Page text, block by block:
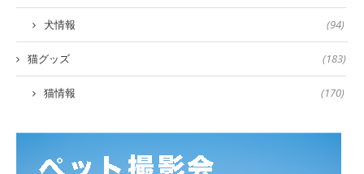
犬情報 (94)
猫グッズ (183)
猫情報 (170)